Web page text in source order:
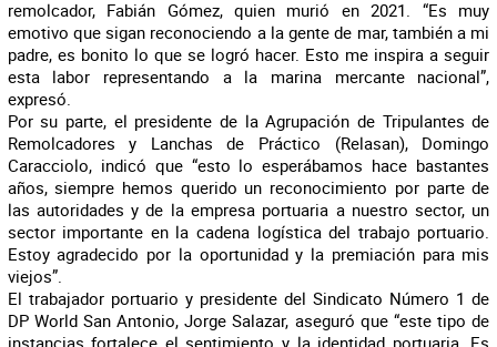
remolcador, Fabián Gómez, quien murió en 2021. “Es muy
emotivo que sigan reconociendo a la gente de mar, también a mi
padre, es bonito lo que se logró hacer. Esto me inspira a seguir
esta labor representando a la marina mercante nacional”,
expresó.
Por su parte, el presidente de la Agrupación de Tripulantes de
Remolcadores y Lanchas de Práctico (Relasan), Domingo
Caracciolo, indicó que “esto lo esperábamos hace bastantes
años, siempre hemos querido un reconocimiento por parte de
las autoridades y de la empresa portuaria a nuestro sector, un
sector importante en la cadena logística del trabajo portuario.
Estoy agradecido por la oportunidad y la premiación para mis
viejos”.
El trabajador portuario y presidente del Sindicato Número 1 de
DP World San Antonio, Jorge Salazar, aseguró que “este tipo de
instancias fortalece el sentimiento y la identidad portuaria. Es